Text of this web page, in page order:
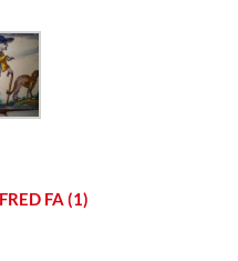
FA (1)